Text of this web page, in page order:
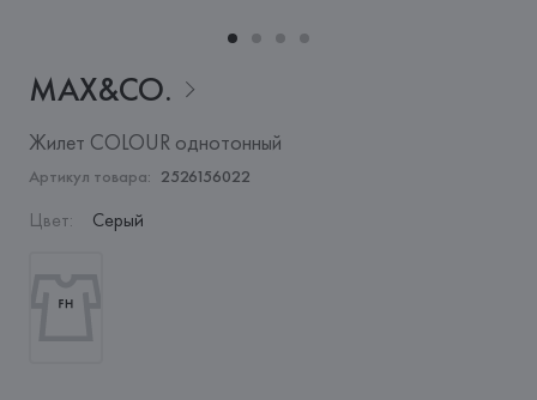
MAX&CO.
Жилет COLOUR однотонный
Артикул товара: 2526156022
Цвет: Серый